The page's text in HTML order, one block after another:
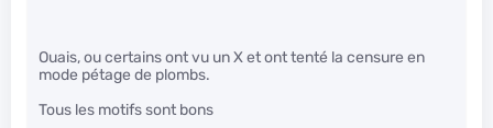
Ouais, ou certains ont vu un X et ont tenté la censure en
mode pétage de plombs.
Tous les motifs sont bons